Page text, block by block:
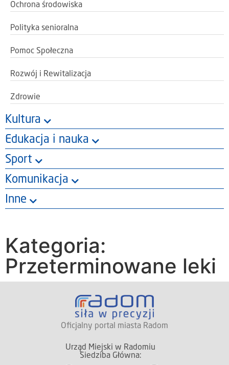
Ochrona środowiska
Polityka senioralna
Pomoc Społeczna
Rozwój i Rewitalizacja
Zdrowie
Kultura
Edukacja i nauka
Sport
Komunikacja
Inne
Kategoria:
Przeterminowane leki
Oficjalny portal miasta Radom
Urząd Miejski w Radomiu
Siedziba Główna: